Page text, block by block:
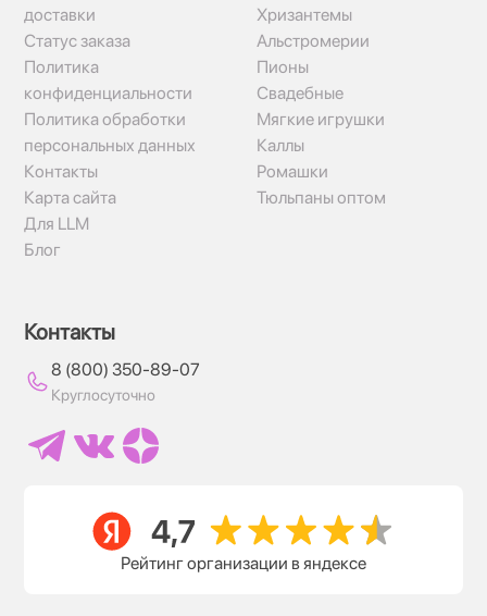
доставки
Статус заказа
Политика
конфиденциальности
Политика обработки
персональных данных
Контакты
Карта сайта
Для LLM
Блог
Хризантемы
Альстромерии
Пионы
Свадебные
Мягкие игрушки
Каллы
Ромашки
Тюльпаны оптом
Контакты
8 (800) 350-89-07
Круглосуточно
Рейтинг организации в яндексе